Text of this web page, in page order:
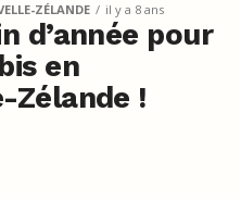
ZÉLANDE il y a 8 ans
d’année pour
en
Zélande !